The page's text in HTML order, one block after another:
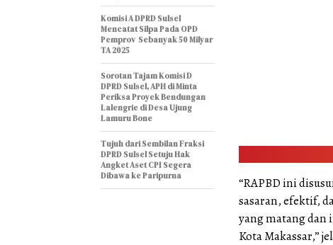
“RAPBD ini
sasaran, efektif,
yang matang dan
Kota Makassar,”
Komisi A DPRD Sulsel
Mencatat Silpa Pada OPD
Pemprov Sebanyak 50 Milyar
TA 2025
Sorotan Tajam Komisi D
DPRD Sulsel, APH di Minta
Periksa Proyek Bendungan
Lalengrie di Desa Ujung
Lamuru Bone
Tujuh dari Sembilan Fraksi
DPRD Sulsel Setuju Hak
Angket Aset CPI Segera
Dibawa ke Paripurna